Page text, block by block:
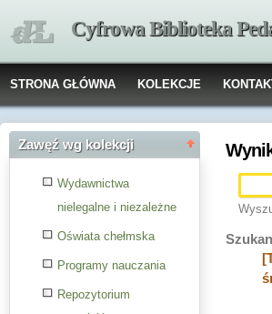
Cyfrowa Biblioteka
STRONA GŁÓWNA KOLEKCJE
Zawęź wg kolekcji
Wydawnictwa
nielegalne i niezależne
Oświata chełmska
Programy nauczania
Repozytorium